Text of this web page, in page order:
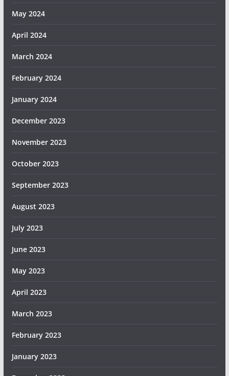
May 2024
April 2024
March 2024
February 2024
January 2024
December 2023
November 2023
October 2023
September 2023
August 2023
July 2023
June 2023
May 2023
April 2023
March 2023
February 2023
January 2023